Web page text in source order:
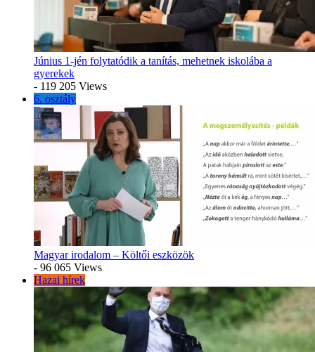
Június 1-jén folytatódik a tanítás, mehetnek iskolába a
gyerekek
- 119 205 Views
6. osztály
Magyar irodalom – Költői eszközök
- 96 065 Views
Hazai hírek